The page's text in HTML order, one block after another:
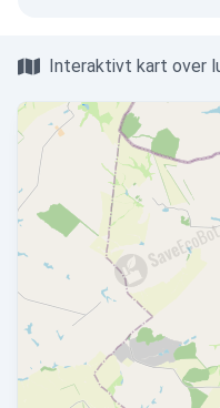
Interaktivt kart over